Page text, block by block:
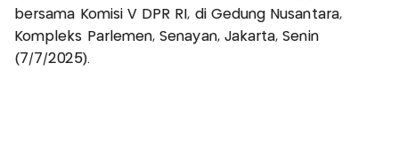
bersama Komisi V DPR RI, di Gedung Nusantara,
Kompleks Parlemen, Senayan, Jakarta, Senin
(7/7/2025).